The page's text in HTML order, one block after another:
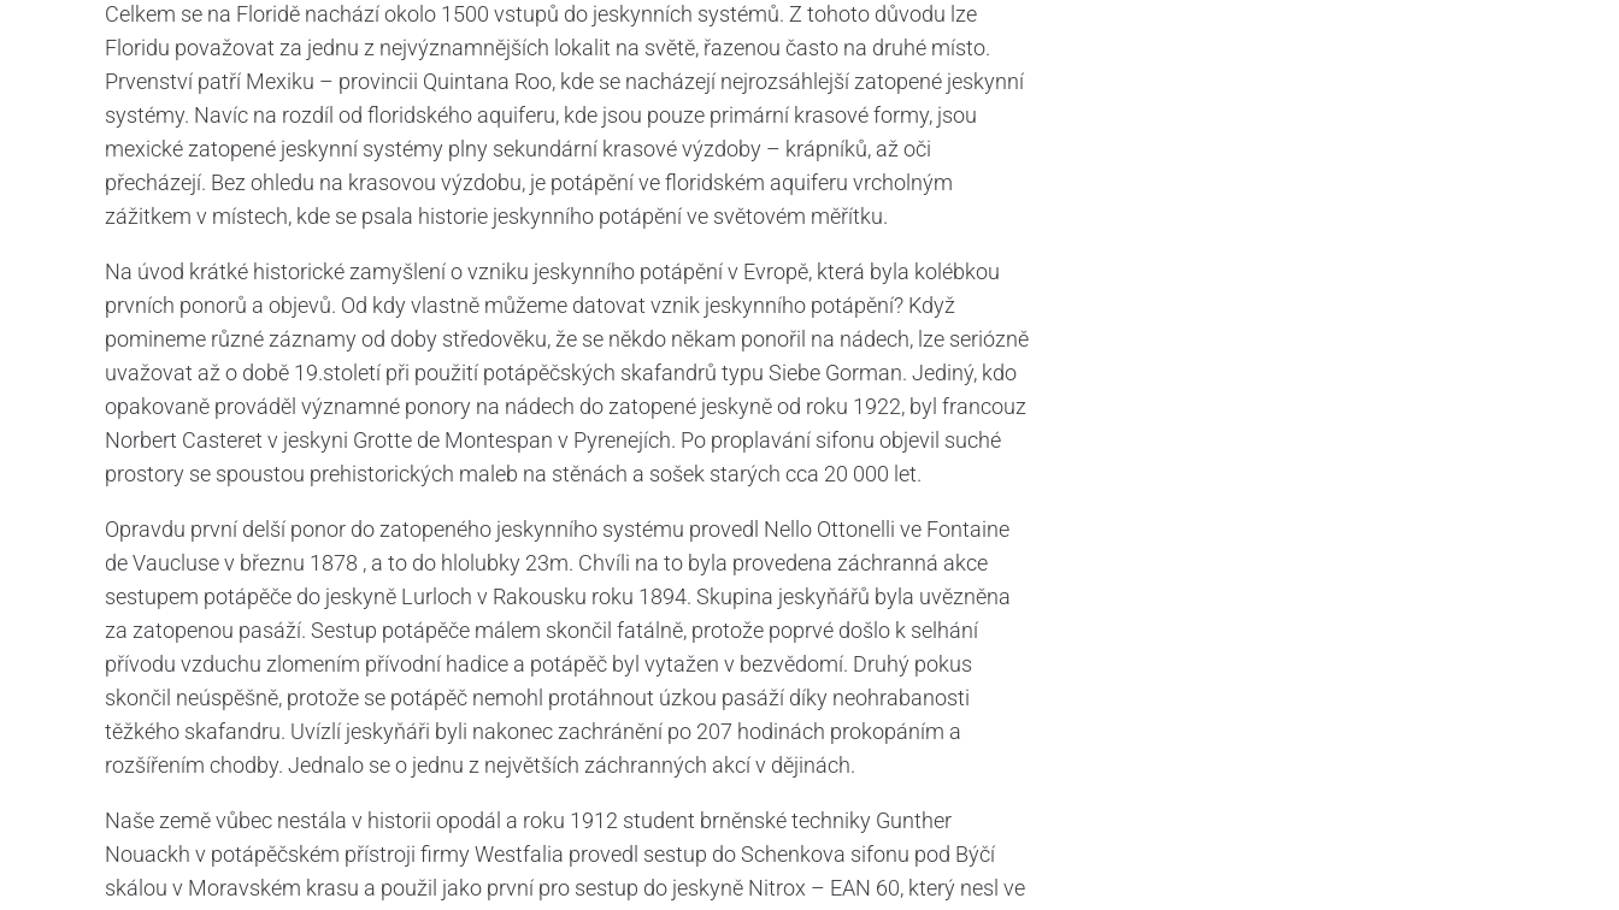
Celkem se na Floridě nachází okolo 1500 vstupů do jeskynních systémů. Z tohoto důvodu lze
Floridu považovat za jednu z nejvýznamnějších lokalit na světě, řazenou často na druhé místo.
Prvenství patří Mexiku – provincii Quintana Roo, kde se nacházejí nejrozsáhlejší zatopené jeskynní
systémy. Navíc na rozdíl od floridského aquiferu, kde jsou pouze primární krasové formy, jsou
mexické zatopené jeskynní systémy plny sekundární krasové výzdoby – krápníků, až oči
přecházejí. Bez ohledu na krasovou výzdobu, je potápění ve floridském aquiferu vrcholným
zážitkem v místech, kde se psala historie jeskynního potápění ve světovém měřítku.
Na úvod krátké historické zamyšlení o vzniku jeskynního potápění v Evropě, která byla kolébkou
prvních ponorů a objevů. Od kdy vlastně můžeme datovat vznik jeskynního potápění? Když
pomineme různé záznamy od doby středověku, že se někdo někam ponořil na nádech, lze seriózně
uvažovat až o době 19.století při použití potápěčských skafandrů typu Siebe Gorman. Jediný, kdo
opakovaně prováděl významné ponory na nádech do zatopené jeskyně od roku 1922, byl francouz
Norbert Casteret v jeskyni Grotte de Montespan v Pyrenejích. Po proplavání sifonu objevil suché
prostory se spoustou prehistorických maleb na stěnách a sošek starých cca 20 000 let.
Opravdu první delší ponor do zatopeného jeskynního systému provedl Nello Ottonelli ve Fontaine
de Vaucluse v březnu 1878 , a to do hlolubky 23m. Chvíli na to byla provedena záchranná akce
sestupem potápěče do jeskyně Lurloch v Rakousku roku 1894. Skupina jeskyňářů byla uvězněna
za zatopenou pasáží. Sestup potápěče málem skončil fatálně, protože poprvé došlo k selhání
přívodu vzduchu zlomením přívodní hadice a potápěč byl vytažen v bezvědomí. Druhý pokus
skončil neúspěšně, protože se potápěč nemohl protáhnout úzkou pasáží díky neohrabanosti
těžkého skafandru. Uvízlí jeskyňáři byli nakonec zachránění po 207 hodinách prokopáním a
rozšířením chodby. Jednalo se o jednu z největších záchranných akcí v dějinách.
Naše země vůbec nestála v historii opodál a roku 1912 student brněnské techniky Gunther
Nouackh v potápěčském přístroji firmy Westfalia provedl sestup do Schenkova sifonu pod Býčí
skálou v Moravském krasu a použil jako první pro sestup do jeskyně Nitrox – EAN 60, který nesl ve